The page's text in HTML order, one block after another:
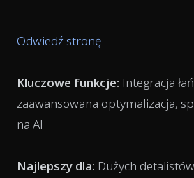
Odwiedź stronę
Kluczowe funkcje: Integracja
zaawansowana optymalizacja,
na AI
Najlepszy dla: Dużych